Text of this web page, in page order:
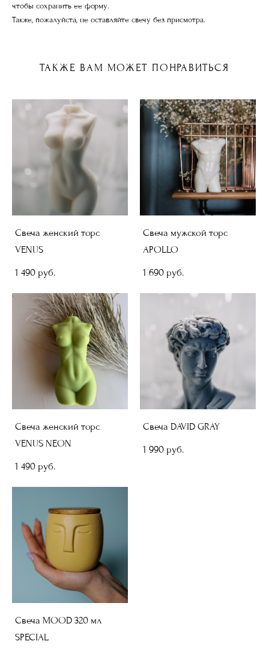
чтобы сохранить ее форму.
Также, пожалуйста, не оставляйте свечу без присмотра.
ТАКЖЕ ВАМ МОЖЕТ ПОНРАВИТЬСЯ
Свеча женский торс
VENUS
1 490 pуб.
Свеча мужской торс
APOLLO
1 690 pуб.
Свеча женский торс
VENUS NEON
1 490 pуб.
Свеча DAVID GRAY
1 990 pуб.
Свеча MOOD 320 мл
SPECIAL